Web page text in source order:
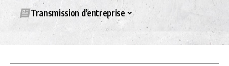
Transmission d’entreprise